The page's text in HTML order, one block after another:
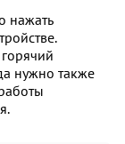
нажать
нужно также